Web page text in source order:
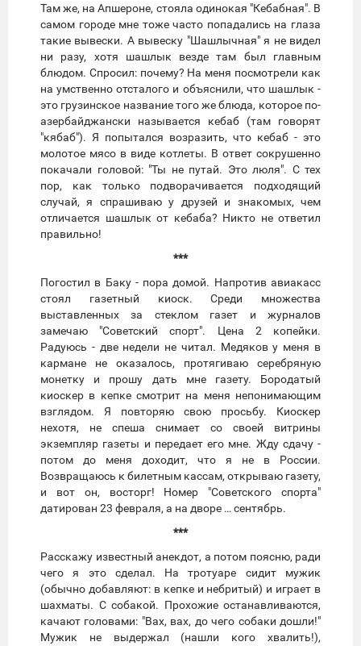
Там же, на Апшероне, стояла одинокая "Кебабная". В
самом городе мне тоже часто попадались на глаза
такие вывески. А вывеску "Шашлычная" я не видел
ни разу, хотя шашлык везде там был главным
блюдом. Спросил: почему? На меня посмотрели как
на умственно отсталого и объяснили, что шашлык -
это грузинское название того же блюда, которое по-
азербайджански называется кебаб (там говорят
"кябаб"). Я попытался возразить, что кебаб - это
молотое мясо в виде котлеты. В ответ сокрушенно
покачали головой: "Ты не путай. Это люля". С тех
пор, как только подворачивается подходящий
случай, я спрашиваю у друзей и знакомых, чем
отличается шашлык от кебаба? Никто не ответил
правильно!
***
Погостил в Баку - пора домой. Напротив авиакасс
стоял газетный киоск. Среди множества
выставленных за стеклом газет и журналов
замечаю "Советский спорт". Цена 2 копейки.
Радуюсь - две недели не читал. Медяков у меня в
кармане не оказалось, протягиваю серебряную
монетку и прошу дать мне газету. Бородатый
киоскер в кепке смотрит на меня непонимающим
взглядом. Я повторяю свою просьбу. Киоскер
нехотя, не спеша снимает со своей витрины
экземпляр газеты и передает его мне. Жду сдачу -
потом до меня доходит, что я не в России.
Возвращаюсь к билетным кассам, открываю газету,
и вот он, восторг! Номер "Советского спорта"
датирован 23 февраля, а на дворе … сентябрь.
***
Расскажу известный анекдот, а потом поясню, ради
чего я это сделал. На тротуаре сидит мужик
(обычно добавляют: в кепке и небритый) и играет в
шахматы. С собакой. Прохожие останавливаются,
качают головами: "Вах, вах, до чего собаки дошли!"
Мужик не выдержал (нашли кого хвалить!),